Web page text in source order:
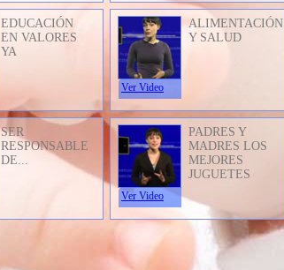
EDUCACIÓN
EN VALORES
YA
Ver Video
ALIMENTACIÓN
Y SALUD
SER
RESPONSABLE
DE...
Ver Video
PADRES Y
MADRES LOS
MEJORES
JUGUETES